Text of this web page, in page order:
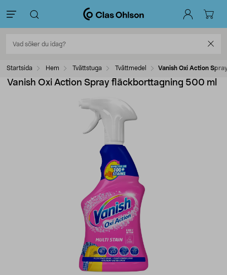
Startsida Hem Tvättstuga Tvättmedel Vanish Oxi Action
Vanish Oxi Action Spray fläckborttagning 500 ml